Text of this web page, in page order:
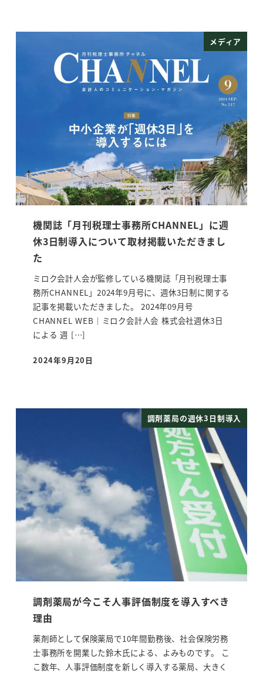
メディア
機関誌「月刊税理士事務所CHANNEL」に週
休3日制導入について取材掲載いただきまし
た
ミロク会計人会が監修している機関誌「月刊税理士事
務所CHANNEL」2024年9月号に、週休3日制に関する
記事を掲載いただきました。 2024年09月号
CHANNEL WEB｜ミロク会計人会 株式会社週休3日
による 週 […]
投稿日
2024年9月20日
調剤薬局の週休3日制導入
調剤薬局が今こそ人事評価制度を導入すべき
理由
薬剤師として保険薬局で10年間勤務後、社会保険労務
士事務所を開業した鈴木氏による、よみものです。 こ
こ数年、人事評価制度を新しく導入する薬局、大きく